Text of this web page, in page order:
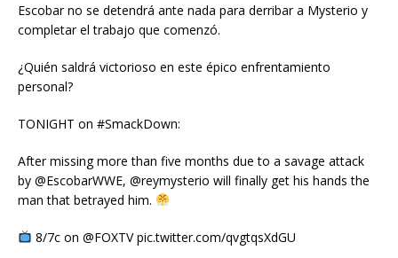
Escobar no se detendrá ante nada para derribar a Mysterio y
completar el trabajo que comenzó.
¿Quién saldrá victorioso en este épico enfrentamiento
personal?
TONIGHT on #SmackDown:
After missing more than five months due to a savage attack
by @EscobarWWE, @reymysterio will finally get his hands the
man that betrayed him.
8/7c on @FOXTV pic.twitter.com/qvgtqsXdGU